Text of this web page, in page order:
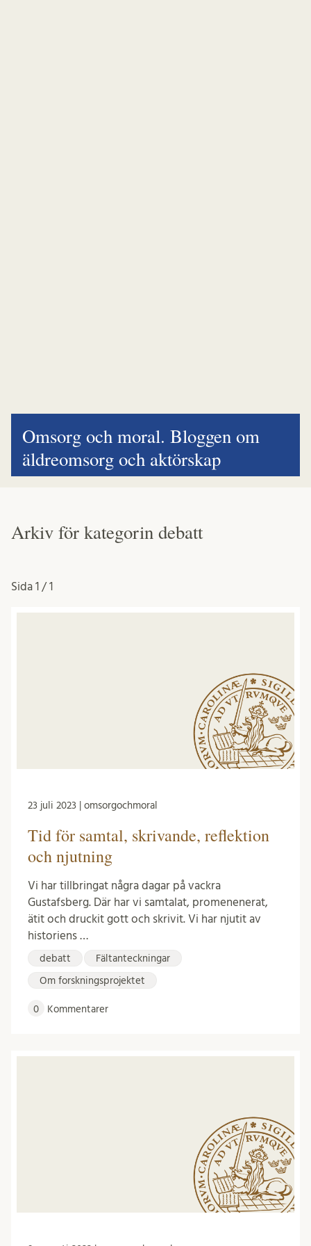
Omsorg och moral. Bloggen om
äldreomsorg och aktörskap
Arkiv för kategorin debatt
Sida 1 / 1
23 juli 2023 | omsorgochmoral
Tid för samtal, skrivande, reflektion
och njutning
Vi har tillbringat några dagar på vackra
Gustafsberg. Där har vi samtalat, promenenerat,
ätit och druckit gott och skrivit. Vi har njutit av
historiens …
debatt Fältanteckningar
Om forskningsprojektet
0 Kommentarer